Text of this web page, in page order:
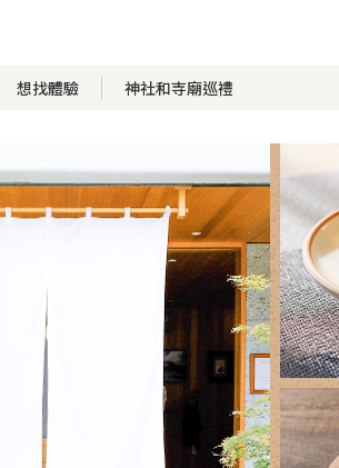
想找體驗 神社和寺廟巡禮